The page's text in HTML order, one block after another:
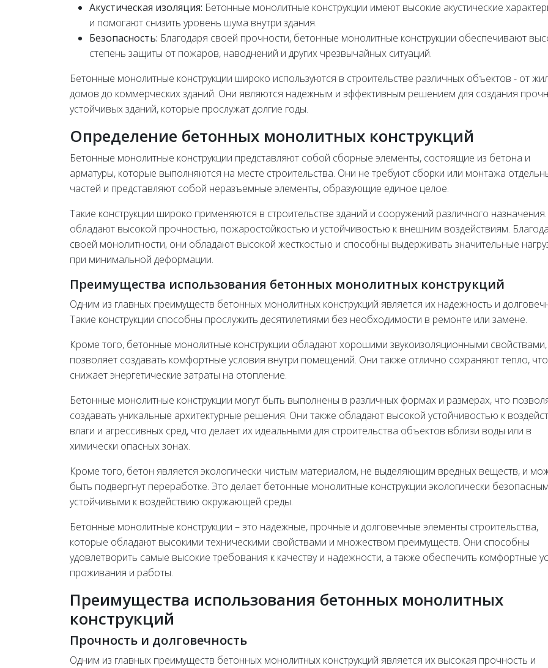
Акустическая изоляция: Бетонные монолитные конструкции имеют высокие акустические
и помогают снизить уровень шума внутри здания.
Безопасность: Благодаря своей прочности, бетонные монолитные конструкции обеспечивают
степень защиты от пожаров, наводнений и других чрезвычайных ситуаций.
Бетонные монолитные конструкции широко используются в строительстве различных объектов - от
домов до коммерческих зданий. Они являются надежным и эффективным решением для создания
устойчивых зданий, которые прослужат долгие годы.
Определение бетонных монолитных конструкций
Бетонные монолитные конструкции представляют собой сборные элементы, состоящие из бетона и
арматуры, которые выполняются на месте строительства. Они не требуют сборки или монтажа
частей и представляют собой неразъемные элементы, образующие единое целое.
Такие конструкции широко применяются в строительстве зданий и сооружений различного
обладают высокой прочностью, пожаростойкостью и устойчивостью к внешним воздействиям.
своей монолитности, они обладают высокой жесткостью и способны выдерживать значительные
при минимальной деформации.
Преимущества использования бетонных монолитных конструкций
Одним из главных преимуществ бетонных монолитных конструкций является их надежность и
Такие конструкции способны прослужить десятилетиями без необходимости в ремонте или замене.
Кроме того, бетонные монолитные конструкции обладают хорошими звукоизоляционными свойствами,
позволяет создавать комфортные условия внутри помещений. Они также отлично сохраняют тепло, что
снижает энергетические затраты на отопление.
Бетонные монолитные конструкции могут быть выполнены в различных формах и размерах, что
создавать уникальные архитектурные решения. Они также обладают высокой устойчивостью к
влаги и агрессивных сред, что делает их идеальными для строительства объектов вблизи воды или в
химически опасных зонах.
Кроме того, бетон является экологически чистым материалом, не выделяющим вредных веществ, и
быть подвергнут переработке. Это делает бетонные монолитные конструкции экологически
устойчивыми к воздействию окружающей среды.
Бетонные монолитные конструкции – это надежные, прочные и долговечные элементы строительства,
которые обладают высокими техническими свойствами и множеством преимуществ. Они способны
удовлетворить самые высокие требования к качеству и надежности, а также обеспечить комфортные
проживания и работы.
Преимущества использования бетонных монолитных
конструкций
Прочность и долговечность
Одним из главных преимуществ бетонных монолитных конструкций является их высокая прочность и